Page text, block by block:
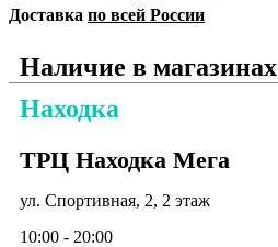
Доставка по всей России
Наличие в магазинах
Находка
ТРЦ Находка Мега
ул. Спортивная, 2, 2 этаж
10:00 - 20:00